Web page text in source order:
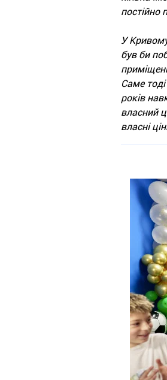
постійно
У
був би
Саме
років
власний
власні